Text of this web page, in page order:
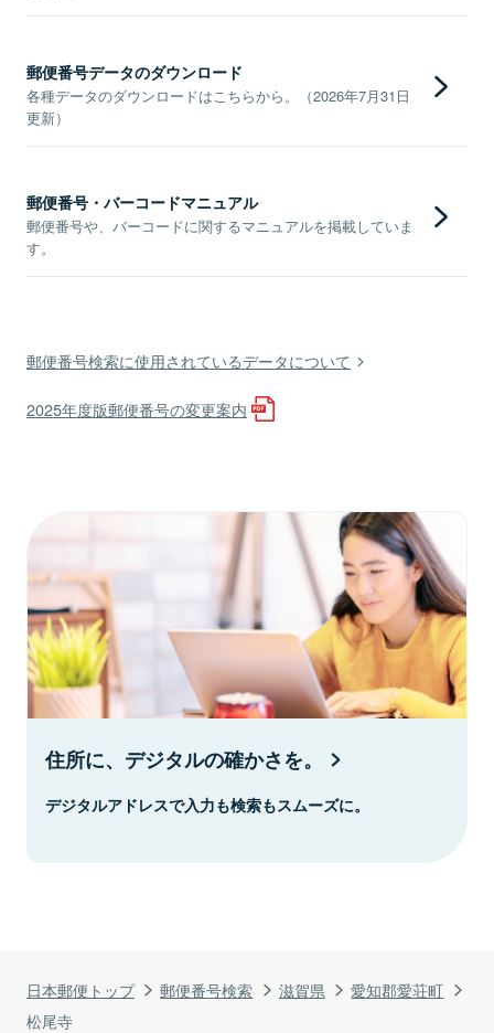
日本郵便トップ 郵便番号検索 滋賀県
愛知郡愛荘町
松尾寺
郵便番号データのダウンロード
各種データのダウンロードはこちらから。（2026年7月31日
更新）
郵便番号・バーコードマニュアル
郵便番号や、バーコードに関するマニュアルを掲載していま
す。
郵便番号検索に使用されているデータについて
2025年度版郵便番号の変更案内
住所に、デジタルの確かさを。
デジタルアドレスで入力も検索もスムーズに。